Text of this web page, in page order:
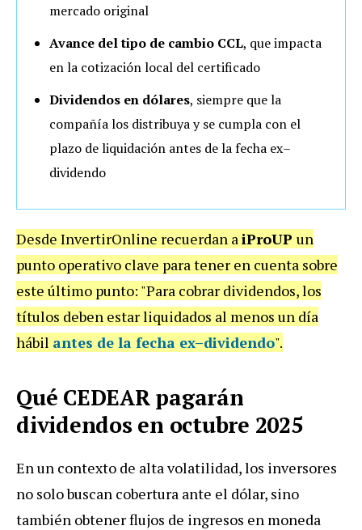
mercado original
Avance del tipo de cambio CCL, que impacta
en la cotización local del certificado
Dividendos en dólares, siempre que la
compañía los distribuya y se cumpla con el
plazo de liquidación antes de la fecha ex–
dividendo
Desde InvertirOnline recuerdan aiProUP un
punto operativo clave para tener en cuenta sobre
este último punto: "Para cobrar dividendos, los
títulos deben estar liquidados al menos un día
hábil antes de la fecha ex–dividendo".
Qué CEDEAR pagarán
dividendos en octubre 2025
En un contexto de alta volatilidad, los inversores
no solo buscan cobertura ante el dólar, sino
también obtener flujos de ingresos en moneda